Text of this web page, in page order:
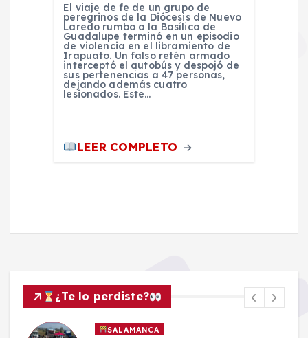
El viaje de fe de un grupo de
peregrinos de la Diócesis de Nuevo
Laredo rumbo a la Basílica de
Guadalupe terminó en un episodio
de violencia en el libramiento de
Irapuato. Un falso retén armado
interceptó el autobús y despojó de
sus pertenencias a 47 personas,
dejando además cuatro
lesionados. Este…
LEER COMPLETO
¿Te lo perdiste?
SALAMANCA